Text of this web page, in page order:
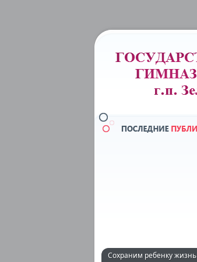
Сохраним ребенку жизнь